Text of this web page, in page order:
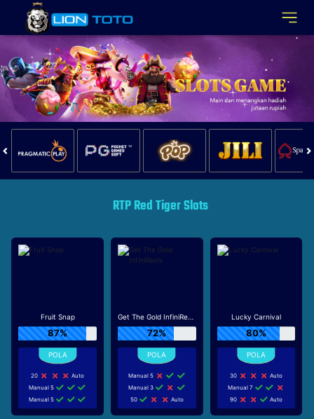
RTP Red Tiger Slots
Fruit Snap
87%
20
Auto
Manual 5
Manual 5
Get The Gold InfiniReels
72%
Manual 5
Manual 3
50
Auto
Lucky Carnival
80%
30
Auto
Manual 7
90
Auto